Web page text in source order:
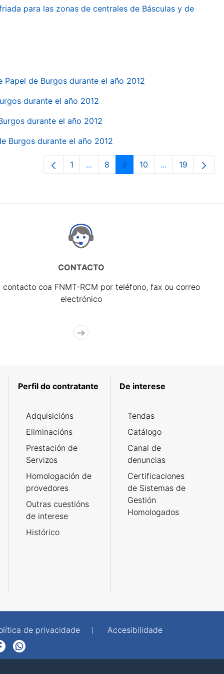
para las zonas de centrales de Básculas y de
de Burgos durante el año 2012
durante el año 2012
durante el año 2012
Burgos durante el año 2012
Páxina
1 ...Páxinas intermedias Use pestaña
Páxina
8 Páxina
9 Páxina
10 ...PáxinasPáxina
19
CONTACTO
contacto coa FNMT-RCM por teléfono, fax ou correo
electrónico
Perfil do contratante
Adquisicións
Eliminacións
Prestación de
Servizos
Homologación de
provedores
Outras cuestións
de interese
Histórico
De interese
Tendas
Catálogo
Canal de
denuncias
Certificaciones
de Sistemas de
Gestión
Homologados
de privacidade
Accesibilidade